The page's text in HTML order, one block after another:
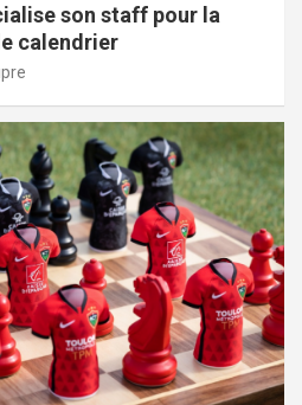
son staff pour la
calendrier